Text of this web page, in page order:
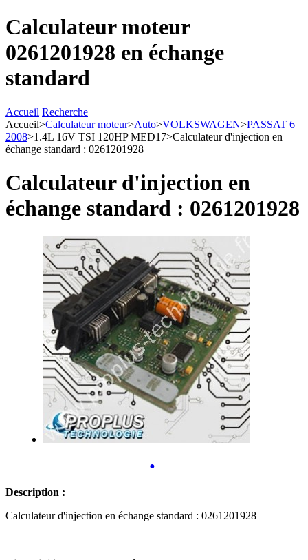
Calculateur moteur
0261201928 en échange
standard
Accueil Recherche
Accueil>Calculateur moteur>Auto>VOLKSWAGEN>PASSAT 6
2008>1.4L 16V TSI 120HP MED17>Calculateur d'injection en
échange standard : 0261201928
Calculateur d'injection en
échange standard : 0261201928
•
Description :
Calculateur d'injection en échange standard : 0261201928